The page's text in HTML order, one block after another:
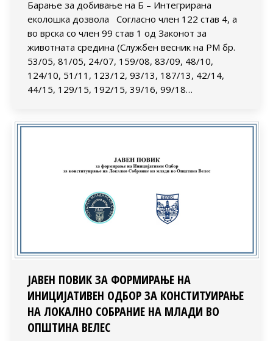
Барање за добивање на Б – Интегрирана
еколошка дозвола Согласно член 122 став 4, а
во врска со член 99 став 1 од Законот за
животната средина (Службен весник на РМ бр.
53/05, 81/05, 24/07, 159/08, 83/09, 48/10,
124/10, 51/11, 123/12, 93/13, 187/13, 42/14,
44/15, 129/15, 192/15, 39/16, 99/18…
ЈАВЕН ПОВИК ЗА ФОРМИРАЊЕ НА
ИНИЦИЈАТИВЕН ОДБОР ЗА КОНСТИТУИРАЊЕ
НА ЛОКАЛНО СОБРАНИЕ НА МЛАДИ ВО
ОПШТИНА ВЕЛЕС